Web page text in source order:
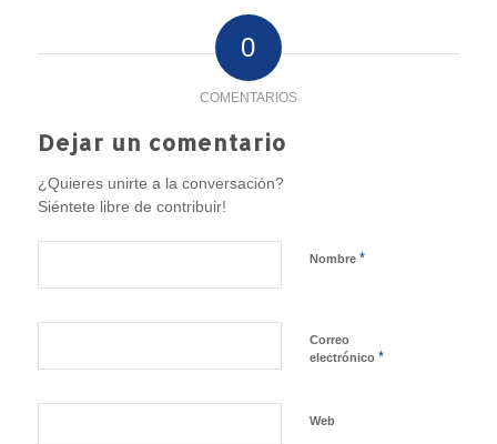
0
COMENTARIOS
Dejar un comentario
¿Quieres unirte a la conversación?
Siéntete libre de contribuir!
Nombre *
Correo
electrónico *
Web